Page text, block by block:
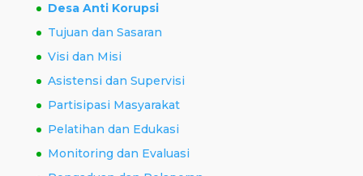
Desa Anti Korupsi
Tujuan dan Sasaran
Visi dan Misi
Asistensi dan Supervisi
Partisipasi Masyarakat
Pelatihan dan Edukasi
Monitoring dan Evaluasi